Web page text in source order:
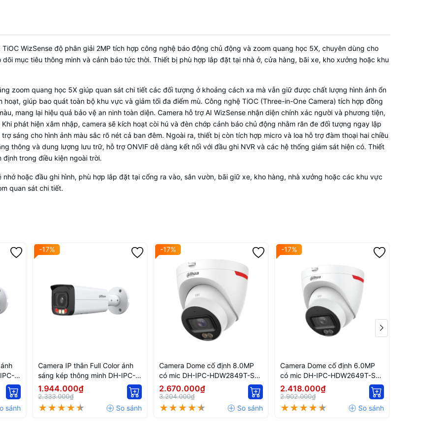
50m, tầm xa đèn LED trắng thu hình có màu:
30m, 4 chế độ ánh sáng ban đêm
Zoom quang 5x (2.7-13.5mm), zoom số 16x
Nước và bụi IP66. Chống sét 6000V
cấp DC12V 2A / PoE+ (802.3at)
WizSense độ phân giải 2MP tích hợp công nghệ báo động chủ động và zoom quang học 5X, chuyên dùng cho
mục tiêu thông minh và cảnh báo tức thời. Thiết bị phù hợp lắp đặt tại nhà ở, cửa hàng, bãi xe, kho xưởng hoặc khu
zoom quang học 5X giúp quan sát chi tiết các đối tượng ở khoảng cách xa mà vẫn giữ được chất lượng hình ảnh ổn
giúp bao quát toàn bộ khu vực và giảm tối đa điểm mù. Công nghệ TiOC (Three-in-One Camera) tích hợp đồng
mang lại hiệu quả bảo vệ an ninh toàn diện. Camera hỗ trợ AI WizSense nhận diện chính xác người và phương tiện,
phát hiện xâm nhập, camera sẽ kích hoạt còi hú và đèn chớp cảnh báo chủ động nhằm răn đe đối tượng ngay lập
sáng cho hình ảnh màu sắc rõ nét cả ban đêm. Ngoài ra, thiết bị còn tích hợp micro và loa hỗ trợ đàm thoại hai chiều
thông và dung lượng lưu trữ, hỗ trợ ONVIF dễ dàng kết nối với đầu ghi NVR và các hệ thống giám sát hiện có. Thiết
trong điều kiện ngoài trời.
hoặc đầu ghi hình, phù hợp lắp đặt tại cổng ra vào, sân vườn, bãi giữ xe, kho hàng, nhà xưởng hoặc các khu vực
quan sát chi tiết.
-17%
Camera IP thân Full Color ánh
sáng kép thông minh DH-IPC-
HFW2249T-AS-IL
1.944.000₫
2.333.000₫
-17%
Camera Dome cố định 8.0MP
có mic DH-IPC-HDW2849T-S-
PRO
2.670.000₫
3.204.000₫
-17%
Camera Dome cố định 6.0MP
có mic DH-IPC-HDW2649T-S-
PRO
2.418.000₫
2.902.000₫